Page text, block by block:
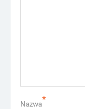
Nazwa*